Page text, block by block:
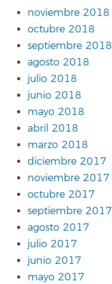
noviembre 2018
octubre 2018
septiembre 2018
agosto 2018
julio 2018
junio 2018
mayo 2018
abril 2018
marzo 2018
diciembre 2017
noviembre 2017
octubre 2017
septiembre 2017
agosto 2017
julio 2017
junio 2017
mayo 2017